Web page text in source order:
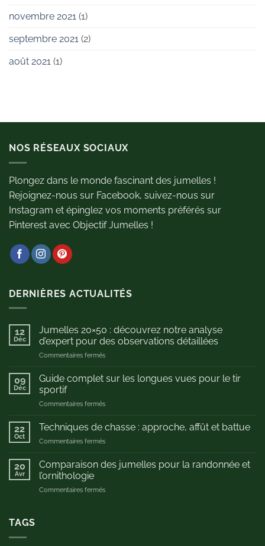
novembre 2021 (1)
septembre 2021 (2)
août 2021 (1)
NOS RÉSEAUX SOCIAUX
Plongez dans le monde fascinant des jumelles !
Rejoignez-nous sur Facebook, suivez-nous sur
Instagram et épinglez vos moments préférés sur
Pinterest avec Objectif Jumelles !
DERNIÈRES ACTUALITÉS
12
Déc
Jumelles 20×50 : découvrez notre analyse
d’expert pour des observations détaillées
Commentaires ferméssur
20×50
notre
d’expert
des
détaillées
09
Déc
Guide complet sur les longues vues pour le tir
sportif
Commentaires ferméssur
complet
les
vues
tir
22
Oct
Techniques de chasse : approche, affût et battue
Commentaires ferméssur
de
chasse
approche,
20
Avr
Comparaison des jumelles pour la randonnée et
l’ornithologie
Commentaires ferméssur
TAGS